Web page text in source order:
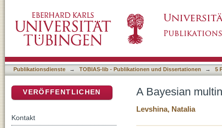
Publikationsdienste → TOBIAS-lib - Publikationen und Dissertationen → 5
A Bayesian
Levshina, Natalia
VERÖFFENTLICHEN
Kontakt